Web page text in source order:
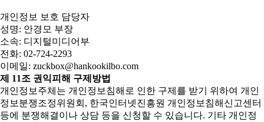
개인정보 보호 담당자
성명: 안경모 부장
소속: 디지털미디어부
전화: 02-724-2293
이메일: zuckbox@hankookilbo.com
제 11조 권익피해 구제방법
개인정보주체는 개인정보침해로 인한 구제를 받기 위하여 개인
정보분쟁조정위원회, 한국인터넷진흥원 개인정보침해신고센터
등에 분쟁해결이나 상담 등을 신청할 수 있습니다. 기타 개인정